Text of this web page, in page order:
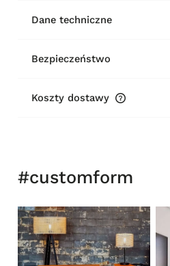
Dane techniczne
Bezpieczeństwo
Koszty dostawy
#customform